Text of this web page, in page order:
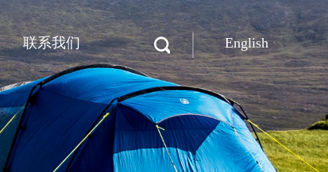
联系我们
联系迪晟
在线留言
English